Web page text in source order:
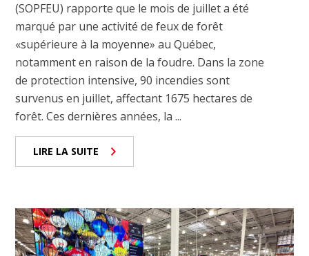
(SOPFEU) rapporte que le mois de juillet a été
marqué par une activité de feux de forêt
«supérieure à la moyenne» au Québec,
notamment en raison de la foudre. Dans la zone
de protection intensive, 90 incendies sont
survenus en juillet, affectant 1675 hectares de
forêt. Ces dernières années, la ...
LIRE LA SUITE